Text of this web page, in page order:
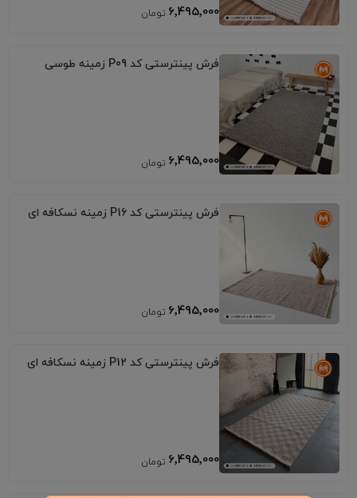
6٬495٬000
فرش پینترستی کد P09 زمینه طوسی
6٬495٬000
فرش پینترستی کد P16 زمینه نسکافه ای
6٬495٬000
فرش پینترستی کد P12 زمینه نسکافه ای
6٬495٬000